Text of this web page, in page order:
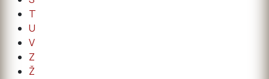
T
U
V
Z
Ž